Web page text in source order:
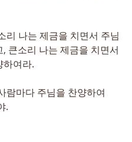
리 나는 제금을 치면서 주님
, 큰소리 나는 제금을 치면서
하여라.
람마다 주님을 찬양하여
.